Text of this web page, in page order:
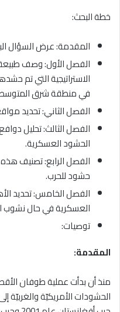
خطة البحث:
المقدمة: عرض السؤال
الفصل الأول: وصف
الاستراتيجية التي تم
في منطقة شرق
الفصل الثاني: تحديد
الفصل الثالث: تحليل
الحشود العسكرية.
الفصل الرابع: تصنيف
حشود للحرب.
الفصل الخامس: تحديد
العسكرية في حال نشوب
توصيات:
المقدمة:
الحشودات الأمريكيّة